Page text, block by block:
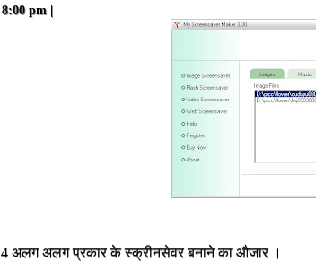
8:00 pm |
4 अलग अलग प्रकार के स्क्रीनसेवर बनाने का औजार ।